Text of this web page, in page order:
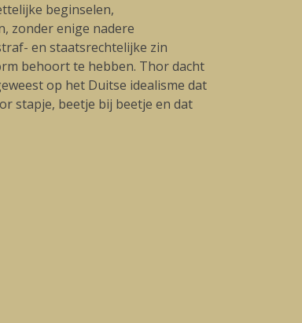
beginselen,
zonder enige nadere
en staatsrechtelijke zin
behoort te hebben. Thor dacht
op het Duitse idealisme dat
stapje, beetje bij beetje en dat